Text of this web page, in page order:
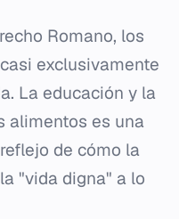
Romano, los
exclusivamente
La educación y la
alimentos es una
de cómo la
"vida digna" a lo